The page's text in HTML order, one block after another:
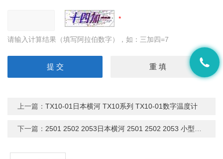
请输入计算结果（填写阿拉伯数字），如：三加四=7
上一篇：TX10-01日本横河 TX10系列 TX10-01数字温度计
下一篇： 2501 2502 2053日本横河 2501 2502 2053 小型便携式电流表